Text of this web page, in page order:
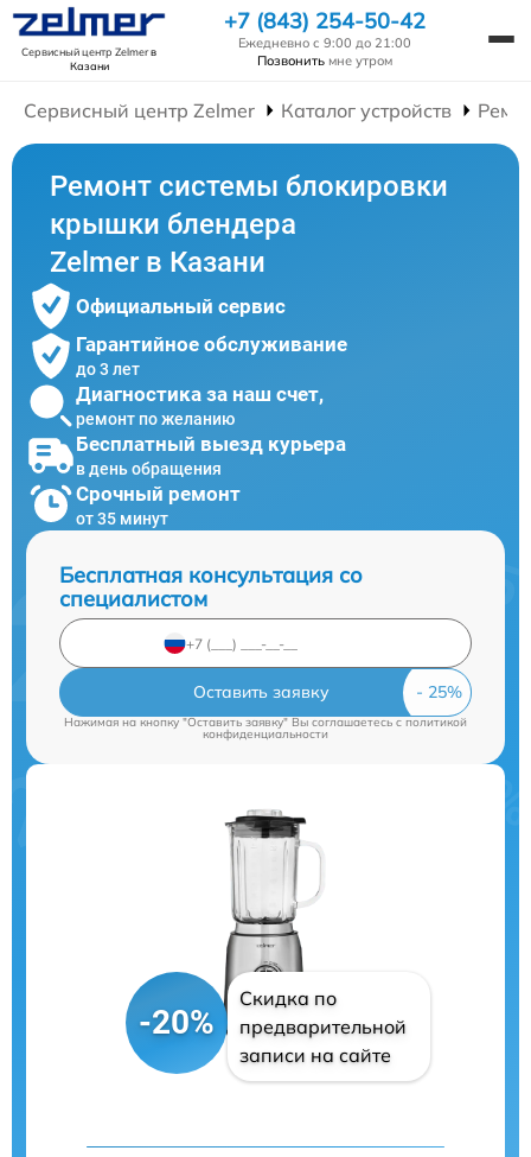
Сервисный центр Zelmerв
Казани
+7 (843) 254-50-42
Ежедневно с 9:00 до 21:00
Позвонить мне утром
Сервисный центр Zelmer Каталог устройств
Ремонт системы блокировки
крышки блендера
Zelmer в Казани
Официальный сервис
Гарантийное обслуживание
до 3 лет
Диагностика за наш счет,
ремонт по желанию
Бесплатный выезд курьера
в день обращения
Срочный ремонт
от 35 минут
Бесплатная консультация со
специалистом
Оставить заявку
Нажимая на кнопку "Оставить заявку" Вы соглашаетесь c политикой
конфиденциальности
-20%
Скидка по
предварительной
записи на сайте